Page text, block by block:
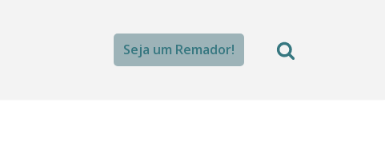
Seja um Remador!